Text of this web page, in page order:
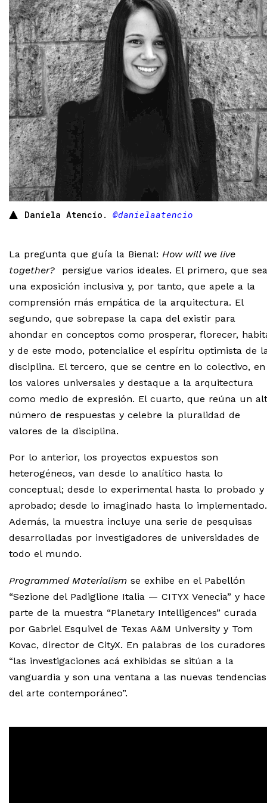
Daniela Atencio.@danielaatencio
La pregunta que guía la Bienal: How will we live
together? persigue varios ideales. El primero, que sea
una exposición inclusiva y, por tanto, que apele a la
comprensión más empática de la arquitectura. El
segundo, que sobrepase la capa del existir para
ahondar en conceptos como prosperar, florecer,
y de este modo, potencialice el espíritu optimista de
disciplina. El tercero, que se centre en lo colectivo, en
los valores universales y destaque a la arquitectura
como medio de expresión. El cuarto, que reúna un
número de respuestas y celebre la pluralidad de
valores de la disciplina.
Por lo anterior, los proyectos expuestos son
heterogéneos, van desde lo analítico hasta lo
conceptual; desde lo experimental hasta lo probado y
aprobado; desde lo imaginado hasta lo implementado.
Además, la muestra incluye una serie de pesquisas
desarrolladas por investigadores de universidades de
todo el mundo.
Programmed Materialism se exhibe en el Pabellón
“Sezione del Padiglione Italia — CITYX Venecia” y hace
parte de la muestra “Planetary Intelligences” curada
por Gabriel Esquivel de Texas A&M University y Tom
Kovac, director de CityX. En palabras de los curadores
“las investigaciones acá exhibidas se sitúan a la
vanguardia y son una ventana a las nuevas tendencias
del arte contemporáneo”.